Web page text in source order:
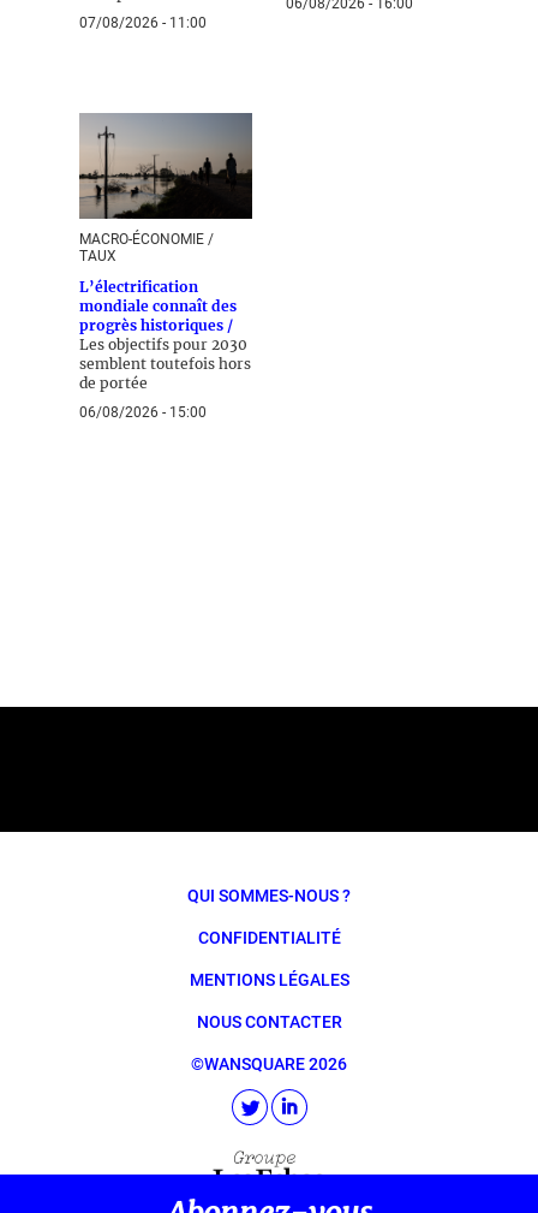
07/08/2026 - 11:00
06/08/2026 - 16:00
MACRO-ÉCONOMIE /
TAUX
L’électrification
mondiale connaît des
progrès historiques /
Les objectifs pour 2030
semblent toutefois hors
de portée
06/08/2026 - 15:00
QUI SOMMES-NOUS ?
CONFIDENTIALITÉ
MENTIONS LÉGALES
NOUS CONTACTER
©WANSQUARE 2026